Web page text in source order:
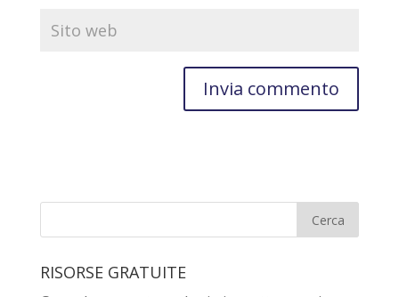
RISORSE GRATUITE